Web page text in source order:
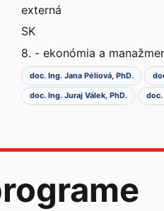
externá
SK
8. - ekonómia a
doc. Ing. Jana Péliová, PhD.
doc. Ing. Juraj Válek, PhD. doc.